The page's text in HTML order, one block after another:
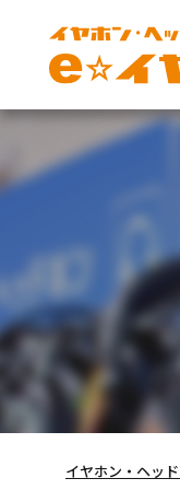
イヤホン・ヘッ